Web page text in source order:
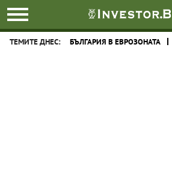
ТЕМИТЕ ДНЕС: БЪЛГАРИЯ В ЕВРОЗОНАТА